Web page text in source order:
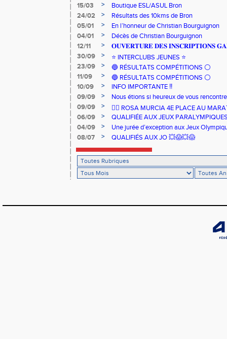
15/03
>
Boutique ESL/ASUL Bron
24/02
>
Résultats des 10kms de Bron
05/01
>
En l’honneur de Christian Bourguignon
04/01
>
Décès de Christian Bourguignon
12/11
>
𝐎𝐔𝐕𝐄𝐑𝐓𝐔𝐑𝐄 𝐃𝐄𝐒 𝐈𝐍𝐒𝐂𝐑𝐈𝐏𝐓𝐈𝐎𝐍𝐒
30/09
>
⭐️ INTERCLUBS JEUNES ⭐️
23/09
>
🔵 RÉSULTATS COMPÉTITIONS ⚪️
11/09
>
🔵 RÉSULTATS COMPÉTITIONS ⚪️
10/09
>
INFO IMPORTANTE ‼️
09/09
>
Nous étions si heureux de vous
09/09
>
🏃‍♀️ ROSA MURCIA 4E PLACE AU
06/09
>
QUALIFIÉE AUX JEUX
04/09
>
Une jurée d’exception aux Jeux
08/07
> QUALIFIÉS AUX JO 💥😱💥😱